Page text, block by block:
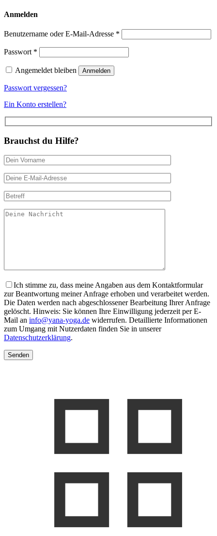
Anmelden
Benutzername oder E-Mail-Adresse *
Passwort *
Angemeldet bleiben Anmelden
Passwort vergessen?
Ein Konto erstellen?
Brauchst du Hilfe?
Ich stimme zu, dass meine Angaben aus dem Kontaktformular
zur Beantwortung meiner Anfrage erhoben und verarbeitet werden.
Die Daten werden nach abgeschlossener Bearbeitung Ihrer Anfrage
gelöscht. Hinweis: Sie können Ihre Einwilligung jederzeit per E-
Mail an info@yana-yoga.de widerrufen. Detaillierte Informationen
zum Umgang mit Nutzerdaten finden Sie in unserer
Datenschutzerklärung.